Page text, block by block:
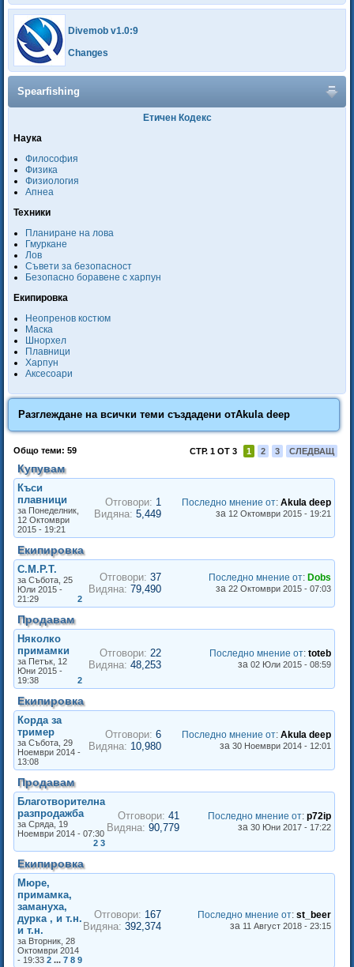
Divemob v1.0:9
Changes
Spearfishing
Етичен Кодекс
Наука
Философия
Физика
Физиология
Апнеа
Техники
Планиране на лова
Гмуркане
Лов
Съвети за безопасност
Безопасно боравене с харпун
Екипировка
Неопренов костюм
Маска
Шнорхел
Плавници
Харпун
Аксесоари
Разглеждане на всички теми създадени отAkula deep
Общо теми: 59 СТР. 1 ОТ 3 1 2 3 СЛЕДВАЩ
Купувам
Къси
плавници
Отговори: 1
Видяна: 5,449
Последно мнение от: Akula deep
за 12 Октомври 2015 - 19:21
за Понеделник,
12 Октомври
2015 - 19:21
Екипировка
С.М.Р.Т.
Отговори: 37
Видяна: 79,490
Последно мнение от: Dobs
за 22 Октомври 2015 - 07:03
за Събота, 25
Юли 2015 -
21:29
2
Продавам
Няколко
примамки
Отговори: 22
Видяна: 48,253
Последно мнение от: toteb
за 02 Юли 2015 - 08:59
за Петък, 12
Юни 2015 -
19:38
2
Екипировка
Корда за
тример
Отговори: 6
Видяна: 10,980
Последно мнение от: Akula deep
за 30 Ноември 2014 - 12:01
за Събота, 29
Ноември 2014 -
13:08
Продавам
Благотворителна
разпродажба
Отговори: 41
Видяна: 90,779
Последно мнение от: p72ip
за 30 Юни 2017 - 17:22
за Сряда, 19
Ноември 2014 - 07:30
2 3
Екипировка
Мюре,
примамка,
замануха,
дурка , и т.н.
и т.н.
Отговори: 167
Видяна: 392,374
Последно мнение от: st_beer
за 11 Август 2018 - 23:15
за Вторник, 28
Октомври 2014
- 19:33 2... 7 8 9